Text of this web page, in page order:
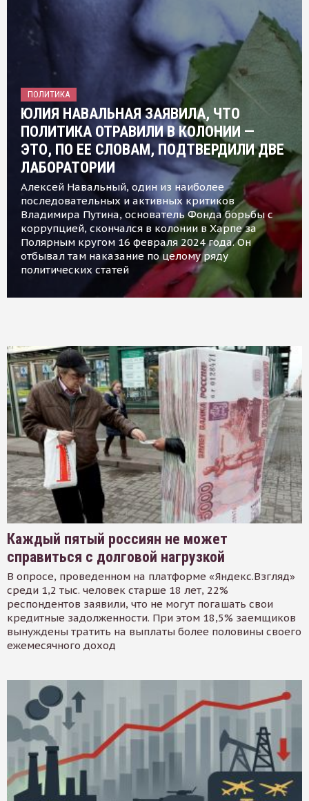
ПОЛИТИКА
ЮЛИЯ НАВАЛЬНАЯ ЗАЯВИЛА, ЧТО
ПОЛИТИКА ОТРАВИЛИ В КОЛОНИИ —
ЭТО, ПО ЕЕ СЛОВАМ, ПОДТВЕРДИЛИ ДВЕ
ЛАБОРАТОРИИ
Алексей Навальный, один из наиболее
последовательных и активных критиков
Владимира Путина, основатель Фонда борьбы с
коррупцией, скончался в колонии в Харпе за
Полярным кругом 16 февраля 2024 года. Он
отбывал там наказание по целому ряду
политических статей
Каждый пятый россиян не может
справиться с долговой нагрузкой
В опросе, проведенном на платформе «Яндекс.Взгляд»
среди 1,2 тыс. человек старше 18 лет, 22%
респондентов заявили, что не могут погашать свои
кредитные задолженности. При этом 18,5% заемщиков
вынуждены тратить на выплаты более половины своего
ежемесячного доход